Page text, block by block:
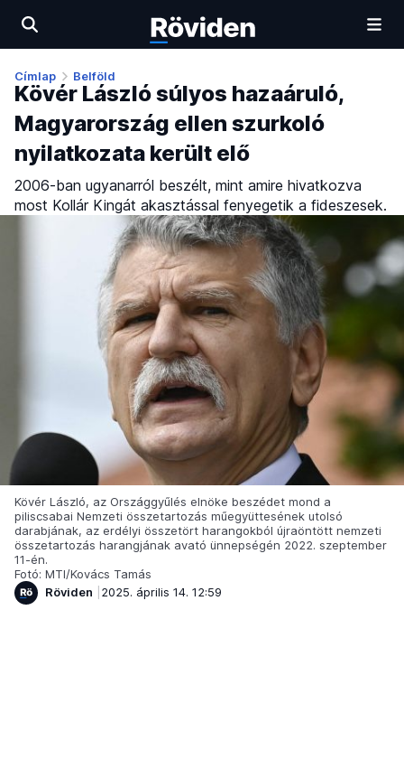
Címlap Belföld
Kövér László súlyos hazaáruló,
Magyarország ellen szurkoló
nyilatkozata került elő
2006-ban ugyanarról beszélt, mint amire hivatkozva
most Kollár Kingát akasztással fenyegetik a fideszesek.
Kövér László, az Országgyűlés elnöke beszédet mond a
piliscsabai Nemzeti összetartozás műegyüttesének utolsó
darabjának, az erdélyi összetört harangokból újraöntött nemzeti
összetartozás harangjának avató ünnepségén 2022. szeptember
11-én.
Fotó: MTI/Kovács Tamás
Röviden
2025. április 14. 12:59